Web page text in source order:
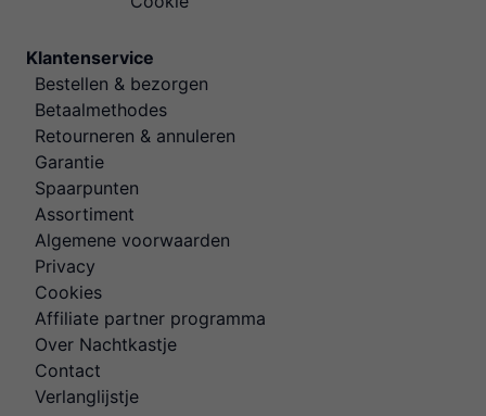
Klantenservice
Bestellen & bezorgen
Betaalmethodes
Retourneren & annuleren
Garantie
Spaarpunten
Assortiment
Algemene voorwaarden
Privacy
Cookies
Affiliate partner programma
Over Nachtkastje
Contact
Verlanglijstje